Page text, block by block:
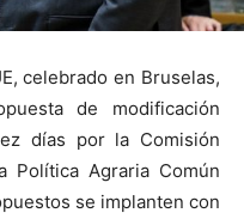
celebrado en Bruselas,
de modificación
días por la Comisión
Política Agraria Común
se implanten con